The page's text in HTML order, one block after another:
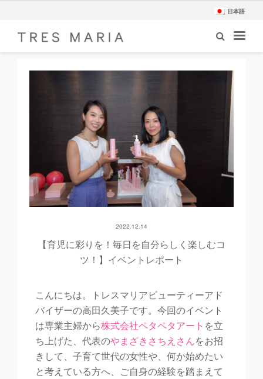
日本語
2022.12.14
【育児に彩りを！毎日を自分らしく楽しむコ
ツ！】イベントレポート
こんにちは。トレスマリアビューティーアド
バイザーの高田久美子です。今回のイベント
は専業主婦から株式会社ペタペタアート を立
ち上げた、代表のやまざきさちえさんをお招
きして、子育て世代の女性や、何か始めたい
と考えている方へ、ご自身の経験を踏まえて